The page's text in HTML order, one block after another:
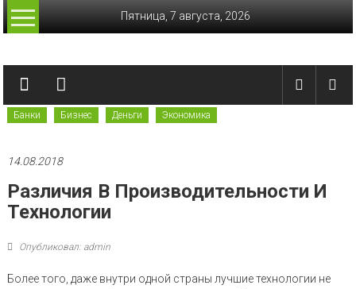
Перейти
Пятница, 7 августа, 2026
Лучшие
финансы
Актуальные
сводки
Банки Бизнес Деньги Экономика
14.08.2018
Различия В Производительности И
Технологии
Опубликовал: admin
Более того, даже внутри одной страны лучшие технологии не